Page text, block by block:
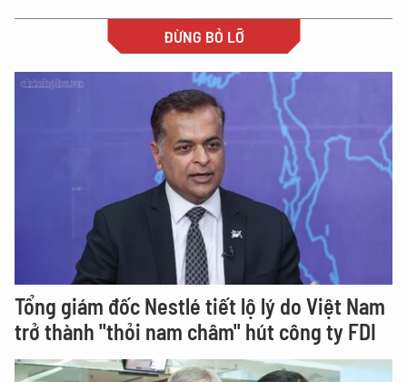
ĐỪNG BỎ LỠ
Tổng giám đốc Nestlé tiết lộ lý do Việt Nam
trở thành "thỏi nam châm" hút công ty FDI